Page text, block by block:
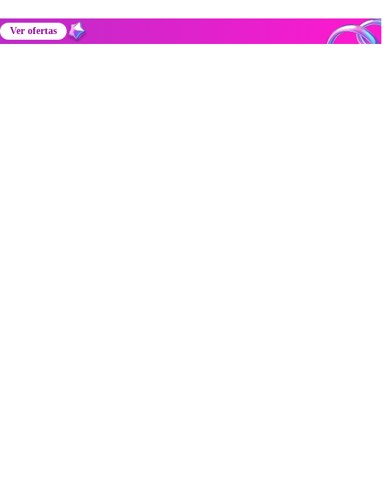
Ver ofertas